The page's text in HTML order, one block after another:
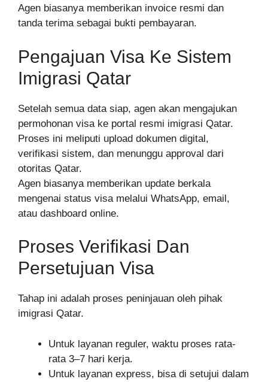
Agen biasanya memberikan invoice resmi dan
tanda terima sebagai bukti pembayaran.
Pengajuan Visa Ke Sistem
Imigrasi Qatar
Setelah semua data siap, agen akan mengajukan
permohonan visa ke portal resmi imigrasi Qatar.
Proses ini meliputi upload dokumen digital,
verifikasi sistem, dan menunggu approval dari
otoritas Qatar.
Agen biasanya memberikan update berkala
mengenai status visa melalui WhatsApp, email,
atau dashboard online.
Proses Verifikasi Dan
Persetujuan Visa
Tahap ini adalah proses peninjauan oleh pihak
imigrasi Qatar.
Untuk layanan reguler, waktu proses rata-
rata 3–7 hari kerja.
Untuk layanan express, bisa di setujui dalam